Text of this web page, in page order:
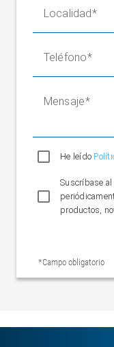
Localidad
Teléfono
Mensaje
He leído
Suscríbase
productos,
*Campo obligatorio